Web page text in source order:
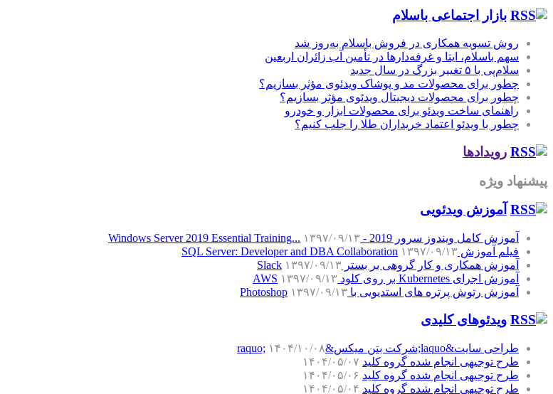
بازار اجتماعی باسلام
روش تسویه همکاری در فروش باسلام به‌روز شد
سهم باسلام، ایتا و غرفه‌دارها در تأمین آب زائران اربعین
سلام‌پی با ۵ تغییر بزرگ در سال جدید
چطور برای محصولات مد و پوشاک ویدئوی مؤثر بسازیم؟
چطور برای محصولات دیجیتال ویدئوی مؤثر بسازیم؟
راهنمای ساخت ویدئو برای محصولات ابزار و خودرو
چطور با ویدئو اعتماد خریداران طلا را جلب کنیم؟
رویدادها
پیشنهاد ویژه
آموزش‌ ویدئویی
آموزش کامل ویندوز سرور 2019 - Windows Server 2019 Essential Training...
۱۳۹۷/۰۹/۱۳
فیلم آموزش SQL Server: Developer and DBA Collaboration ۱۳۹۷/۰۹/۱۳
آموزش همکاری و کار گروهی بر بستر Slack ۱۳۹۷/۰۹/۱۳
آموزش اجرای Kubernetes بر روی کلود AWS
۱۳۹۷/۰۹/۱۳
آموزش رتوش پرتره های استدیویی با Photoshop ۱۳۹۷/۰۹/۱۳
ویدئوهای کلیدی
طراحی سایت&laquo;شرکت بتن میکس&raquo;
۱۴۰۴/۱۰/۰۸
طرح توجیهی انجام شده گروه کلید ۱۴۰۴/۰۵/۰۷
طرح توجیهی انجام شده گروه کلید ۱۴۰۴/۰۵/۰۶
طرح توجیهی انجام شده گروه کلید ۱۴۰۴/۰۵/۰۴